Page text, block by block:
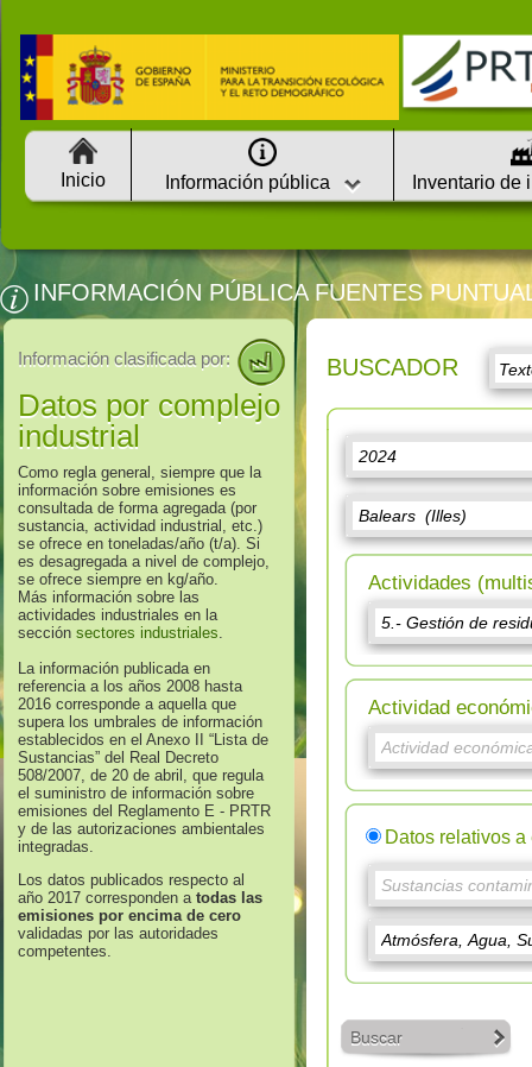
Inicio Información pública Inventario de
INFORMACIÓN PÚBLICA FUENTES
Información clasificada por:
Datos por complejo
industrial
Como regla general, siempre que la
información sobre emisiones es
consultada de forma agregada (por
sustancia, actividad industrial, etc.)
se ofrece en toneladas/año (t/a). Si
es desagregada a nivel de complejo,
se ofrece siempre en kg/año.
Más información sobre las
actividades industriales en la
sección sectores industriales.
La información publicada en
referencia a los años 2008 hasta
2016 corresponde a aquella que
supera los umbrales de información
establecidos en el Anexo II “Lista de
Sustancias” del Real Decreto
508/2007, de 20 de abril, que regula
el suministro de información sobre
emisiones del Reglamento E - PRTR
y de las autorizaciones ambientales
integradas.
Los datos publicados respecto al
año 2017 corresponden atodas las
emisiones por encima de cero
validadas por las autoridades
competentes.
BUSCADOR
Actividades
Actividad
Datos relativos
Buscar